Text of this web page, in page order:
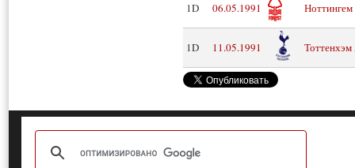
1D 06.05.1991
1D 11.05.1991